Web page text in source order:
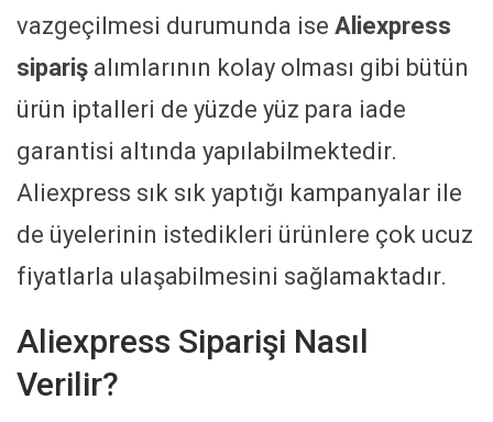
vazgeçilmesi durumunda ise Aliexpress
sipariş alımlarının kolay olması gibi bütün
ürün iptalleri de yüzde yüz para iade
garantisi altında yapılabilmektedir.
Aliexpress sık sık yaptığı kampanyalar ile
de üyelerinin istedikleri ürünlere çok ucuz
fiyatlarla ulaşabilmesini sağlamaktadır.
Aliexpress Siparişi Nasıl
Verilir?